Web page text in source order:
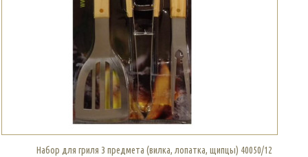
Набор для гриля 3 предмета (вилка, лопатка, щипцы) 40050/12